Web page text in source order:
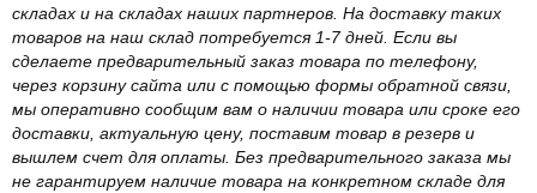
складах и на складах наших партнеров. На доставку таких
товаров на наш склад потребуется 1-7 дней. Если вы
сделаете предварительный заказ товара по телефону,
через корзину сайта или с помощью формы обратной связи,
мы оперативно сообщим вам о наличии товара или сроке его
доставки, актуальную цену, поставим товар в резерв и
вышлем счет для оплаты. Без предварительного заказа мы
не гарантируем наличие товара на конкретном складе для